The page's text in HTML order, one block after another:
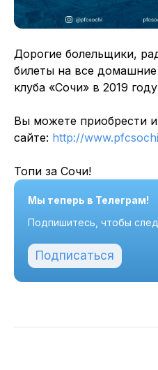
Дорогие болельщики,
билеты на все
клуба «Сочи» в 2019
Вы можете приобрести
сайте: http://
Топи за Сочи!
Мы теперь в Телеграм!
Подпишитесь, чтобы
Подписаться